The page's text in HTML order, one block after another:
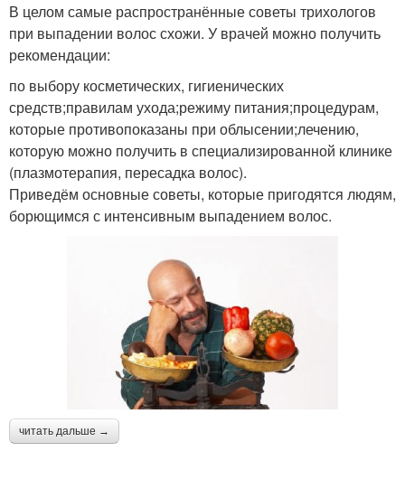
В целом самые распространённые советы трихологов
при выпадении волос схожи. У врачей можно получить
рекомендации:
по выбору косметических, гигиенических
средств;правилам ухода;режиму питания;процедурам,
которые противопоказаны при облысении;лечению,
которую можно получить в специализированной клинике
(плазмотерапия, пересадка волос).
Приведём основные советы, которые пригодятся людям,
борющимся с интенсивным выпадением волос.
читать дальше →